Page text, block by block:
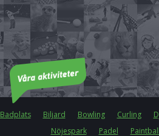
Badplats Biljard Bowling Curling
Nöjespark
Padel Paintball